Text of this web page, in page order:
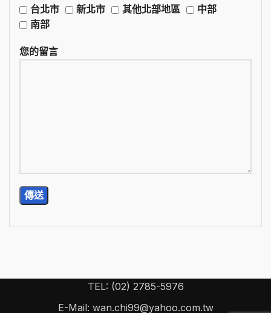
台北市
新北市 其他北部地區
中部
南部
您的留言
TEL: (02) 2785-5976
E-Mail: wan.chi99@yahoo.com.tw